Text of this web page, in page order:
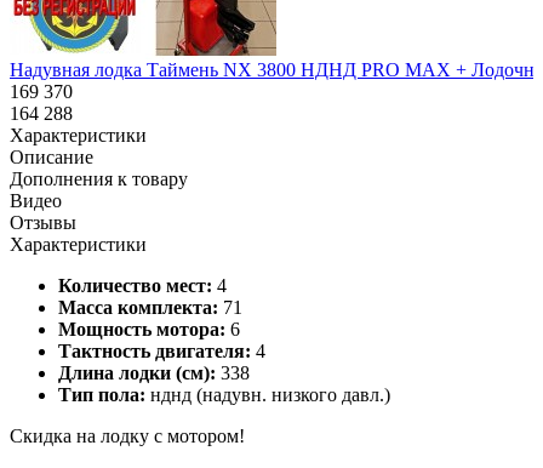
Надувная лодка Таймень NX 3800 НДНД PRO MAX +
169 370
164 288
Характеристики
Описание
Дополнения к товару
Видео
Отзывы
Характеристики
Количество мест: 4
Масса комплекта: 71
Мощность мотора: 6
Тактность двигателя: 4
Длина лодки (см): 338
Тип пола: нднд (надувн. низкого давл.)
Скидка на лодку с мотором!